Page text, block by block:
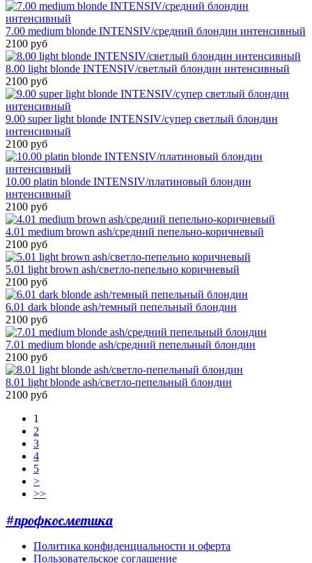
7.00 medium blonde INTENSIV/средний блондин интенсивный
2100 руб
8.00 light blonde INTENSIV/светлый блондин интенсивный
2100 руб
9.00 super light blonde INTENSIV/супер светлый блондин
интенсивный
2100 руб
10.00 platin blonde INTENSIV/платиновый блондин
интенсивный
2100 руб
4.01 medium brown ash/средний пепельно-коричневый
2100 руб
5.01 light brown ash/светло-пепельно коричневый
2100 руб
6.01 dark blonde ash/темный пепельный блондин
2100 руб
7.01 medium blonde ash/средний пепельный блондин
2100 руб
8.01 light blonde ash/светло-пепельный блондин
2100 руб
1
2
3
4
5
>
>>
#профкосметика
Политика конфиденциальности и оферта
Пользовательское соглашение